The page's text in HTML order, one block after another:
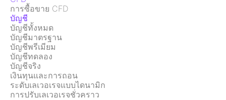
การซื้อขาย CFD
บัญชี
บัญชีทั้งหมด
บัญชีมาตรฐาน
บัญชีพรีเมียม
บัญชีทดลอง
บัญชีจริง
เงินทุนและการถอน
ระดับเลเวอเรจแบบไดนามิก
การปรับเลเวอเรจชั่วคราว